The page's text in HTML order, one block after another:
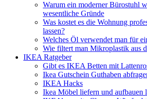
Warum ein moderner Bürostuhl
wesentliche Gründe
Was kostet es die Wohnung
lassen?
Welches Öl verwendet man für
Wie filtert man Mikroplastik aus
IKEA Ratgeber
Gibt es IKEA Betten mit
Ikea Gutschein Guthaben
IKEA Hacks
Ikea Möbel liefern und aufbauen